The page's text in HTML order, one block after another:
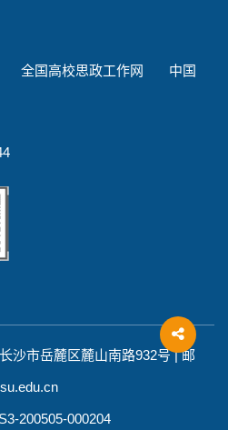
全国高校思政工作网 中国
沙市岳麓区麓山南路932号 | 邮
200505-000204